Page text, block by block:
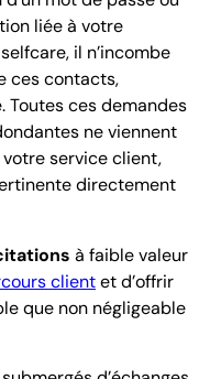
liée à votre
il n’incombe
ces contacts,
Toutes ces demandes
ne viennent
service client,
directement
à faible valeur
clientet d’offrir
que non négligeable